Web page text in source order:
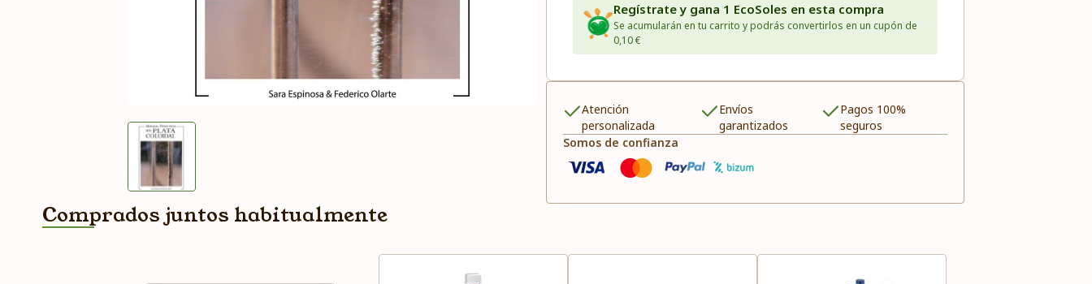
Regístrate y gana 1 EcoSoles en esta compra
Se acumularán en tu carrito y podrás convertirlos en un cupón de
0,10 €
Atención
personalizada
Envíos
garantizados
Pagos 100%
seguros
Somos de confianza
Comprados juntos habitualmente